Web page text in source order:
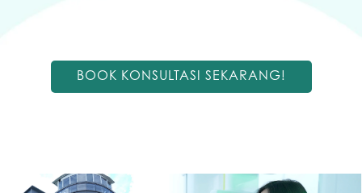
BOOK KONSULTASI SEKARANG!